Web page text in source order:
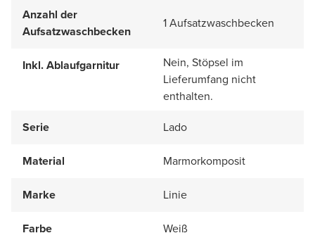
Anzahl der
Aufsatzwaschbecken
1 Aufsatzwaschbecken
Inkl. Ablaufgarnitur
Nein, Stöpsel im
Lieferumfang nicht
enthalten.
Serie
Lado
Material Marmorkomposit
Marke Linie
Farbe Weiß